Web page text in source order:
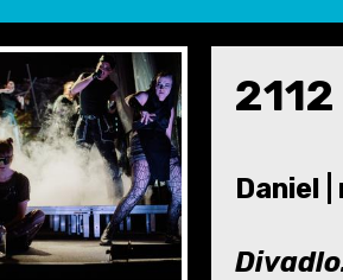
2112
Daniel |